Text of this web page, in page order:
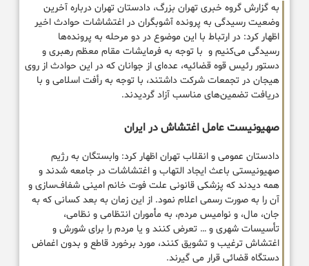
به گزارش گروه خبری تهران بزرگ، دادستان تهران درباره آخرین
وضعیت رسیدگی به پرونده آشوبگران در اغتشاشات حوادث اخیر
اظهار کرد: در ارتباط با این موضوع در دو مرحله به پرونده‌‎ها
رسیدگی می‌کنیم و با توجه به فرمایشات مقام معظم رهبری و
دستور رئیس قوه قضائیه، عده‌ای از جوانان که در این حوادث از روی
هیجان در تجمعات شرکت داشتند، با توجه به رأفت اسلامی و با
دریافت تضمین‌های مناسب آزاد گردیدند.
صهیونیست عامل اغتشاش در ایران
دادستان عمومی و انقلاب تهران اظهار کرد: وابستگان به رژیم
صهیونیستی باعث ایجاد التهاب و اغتشاشات در جامعه شدند و
همه دیدند که پزشکی قانونی علت فوت خانم امینی شفاف‌سازی و
آن را به صورت رسمی اعلام نمود. از این زمان به بعد کسانی که به
جان، مال، و نوامیس مردم، به مأموران انتظامی و نظامی،
تأسیسات شهری و … تعرض کنند و یا مردم را برای شورش و
اغتشاش ترغیب و تشویق کنند، مورد برخورد قاطع و بدون اغماض
دستگاه قضائی قرار می گیرند.